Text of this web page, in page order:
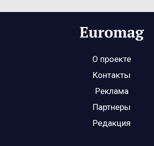
О проекте
Контакты
Реклама
Партнеры
Редакция